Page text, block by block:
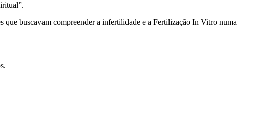
que buscavam compreender a infertilidade e a Fertilização In Vitro numa